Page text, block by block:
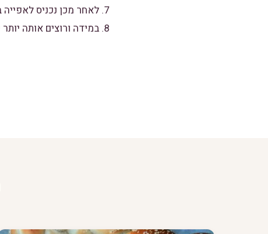
7. לאחר מכן נכניס לאפייה בתנור שחומם מראש על 170 מעלות למשך 40-45 דקות בערך.
8. במידה ורוצים אותה יותר שחומה, מומלץ להסיר את המכסה ולתת לה עוד קצת זמן בתנור.